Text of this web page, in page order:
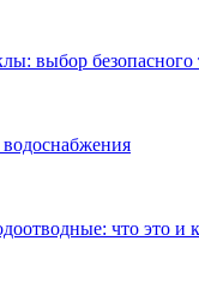
выбор
что это и